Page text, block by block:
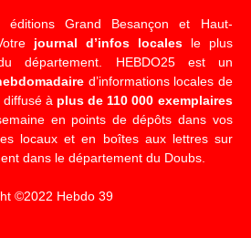
éditions Grand Besançon et Haut-
journal d’infos localesle plus
département. HEBDO25 est un
d’informations locales de
à plus de 110 000 exemplaires
en points de dépôts dans vos
locaux et en boîtes aux lettres sur
dans le département du Doubs.
©2022 Hebdo 39